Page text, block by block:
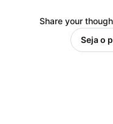
Share your
Seja o